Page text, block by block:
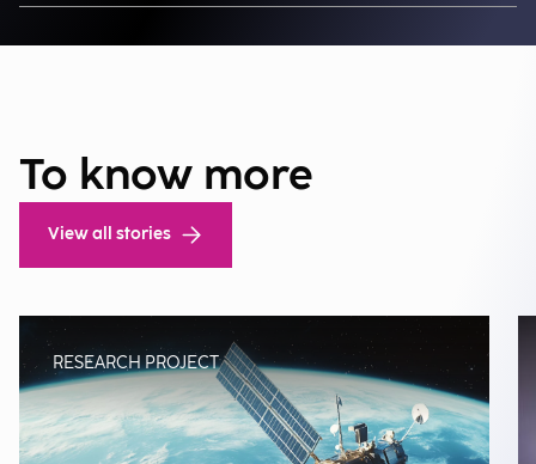
To know more
View all stories
RESEARCH PROJECT